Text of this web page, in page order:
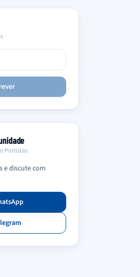
Portistas
e discute com